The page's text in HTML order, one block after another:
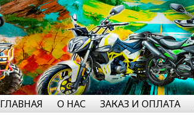
ГЛАВНАЯ О НАС ЗАКАЗ И ОПЛАТА